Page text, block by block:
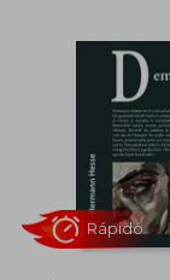
45%
dcto.